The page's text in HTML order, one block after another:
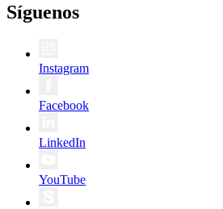
Síguenos
Instagram
Facebook
LinkedIn
YouTube